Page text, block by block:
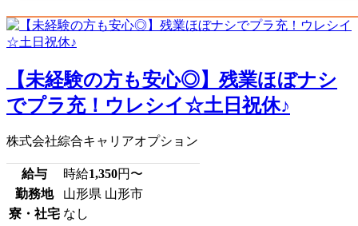
【未経験の方も安心◎】残業ほぼナシ
でプラ充！ウレシイ☆土日祝休♪
株式会社綜合キャリアオプション
給与 時給1,350円〜
勤務地
山形県 山形市
寮・社宅 なし